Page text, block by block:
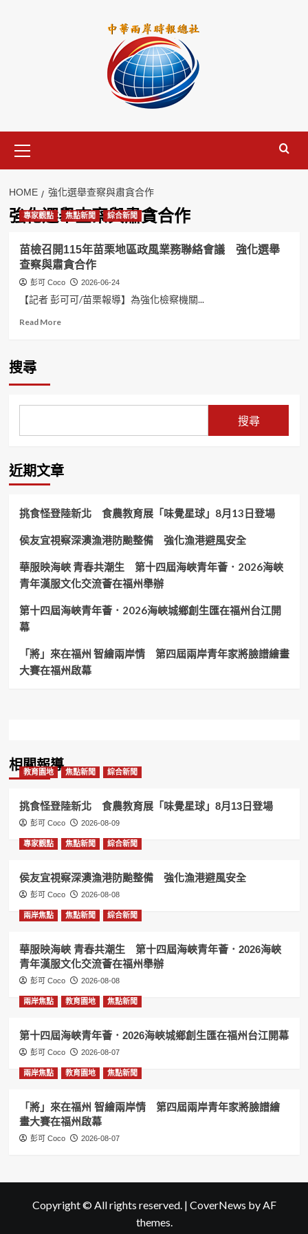
Menu
HOME 強化選舉查察與肅貪合作
強化選舉查察與肅貪合作
專家觀點 焦點新聞 綜合新聞
苗檢召開115年苗栗地區政風業務聯絡會議 強化選舉
查察與肅貪合作
彭可 Coco 2026-06-24
【記者 彭可可/苗栗報導】為強化檢察機關...
Read MoreRead
苗
地
區
業
聯
會
議
化
查
察
與
搜尋
搜尋
近期文章
挑食怪登陸新北 食農教育展「味覺星球」8月13日登場
侯友宜視察深澳漁港防颱整備 強化漁港避風安全
華服映海峽 青春共潮生 第十四屆海峽青年薈．2026海峽
青年漢服文化交流薈在福州舉辦
第十四屆海峽青年薈．2026海峽城鄉創生匯在福州台江開
幕
「將」來在福州 智繪兩岸情 第四屆兩岸青年家將臉譜繪畫
大賽在福州啟幕
相關報導
教育園地 焦點新聞 綜合新聞
挑食怪登陸新北 食農教育展「味覺星球」8月13日登場
彭可 Coco 2026-08-09
專家觀點 焦點新聞 綜合新聞
侯友宜視察深澳漁港防颱整備 強化漁港避風安全
彭可 Coco 2026-08-08
兩岸焦點 焦點新聞 綜合新聞
華服映海峽 青春共潮生 第十四屆海峽青年薈．2026海峽
青年漢服文化交流薈在福州舉辦
彭可 Coco 2026-08-08
兩岸焦點 教育園地 焦點新聞
第十四屆海峽青年薈．2026海峽城鄉創生匯在福州台江開幕
彭可 Coco 2026-08-07
兩岸焦點 教育園地 焦點新聞
「將」來在福州 智繪兩岸情 第四屆兩岸青年家將臉譜繪
畫大賽在福州啟幕
彭可 Coco 2026-08-07
Copyright © All rights reserved. | CoverNews by AF
themes.